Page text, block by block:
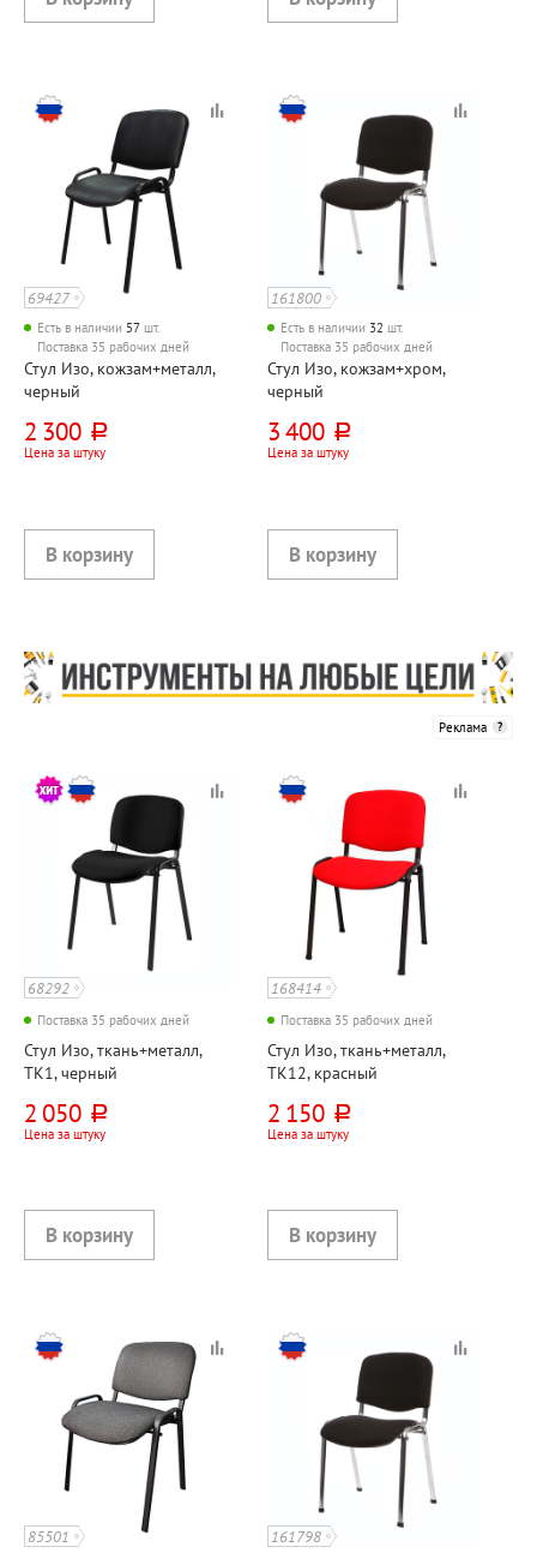
69427
Есть в наличии 57 шт.
Поставка 35 рабочих дней
Стул Изо, кожзам+металл,
черный
2 300 руб.
Цена за штуку
161800
Есть в наличии 32 шт.
Поставка 35 рабочих дней
Стул Изо, кожзам+хром,
черный
3 400 руб.
Цена за штуку
Реклама
68292
Поставка 35 рабочих дней
Стул Изо, ткань+металл,
ТК1, черный
2 050 руб.
Цена за штуку
168414
Поставка 35 рабочих дней
Стул Изо, ткань+металл,
ТК12, красный
2 150 руб.
Цена за штуку
85501 161798